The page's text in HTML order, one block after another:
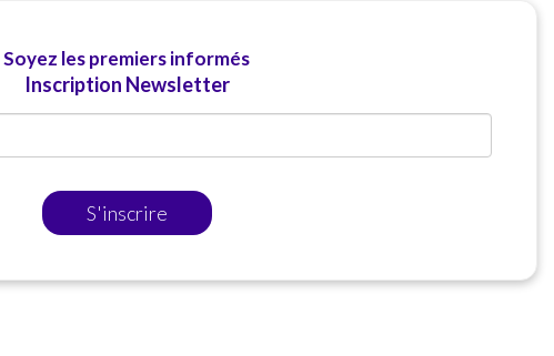
Soyez les premiers informés
Inscription Newsletter
S'inscrire